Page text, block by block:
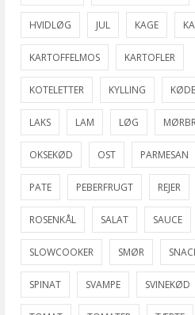
HVIDLØG JUL KAGE
KARTOFFELMOS KARTOFLER
KOTELETTER KYLLING
LAKS LAM LØG
OKSEKØD OST PARMESAN
PATE PEBERFRUGT REJER
ROSENKÅL SALAT SAUCE
SLOWCOOKER SMØR
SPINAT SVAMPE SVINEKØD